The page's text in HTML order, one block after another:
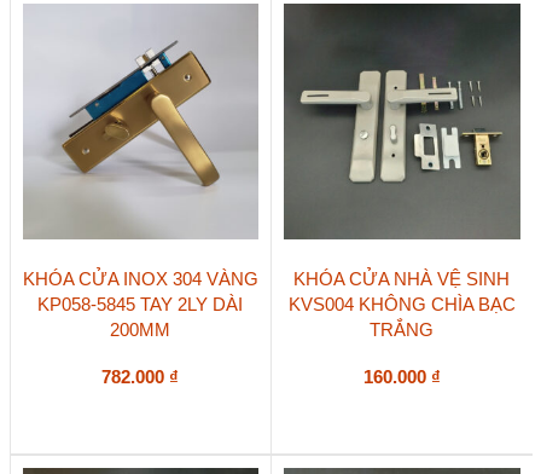
KHÓA CỬA INOX 304 VÀNG
KP058-5845 TAY 2LY DÀI
200MM
782.000 ₫
KHÓA CỬA NHÀ VỆ SINH
KVS004 KHÔNG CHÌA BẠC
TRẮNG
160.000 ₫